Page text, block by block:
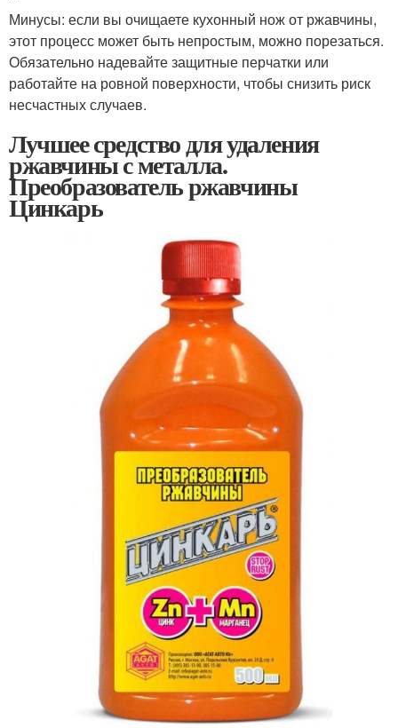
Минусы: если вы очищаете кухонный нож от ржавчины,
этот процесс может быть непростым, можно порезаться.
Обязательно надевайте защитные перчатки или
работайте на ровной поверхности, чтобы снизить риск
несчастных случаев.
Лучшее средство для удаления
ржавчины с металла.
Преобразователь ржавчины
Цинкарь